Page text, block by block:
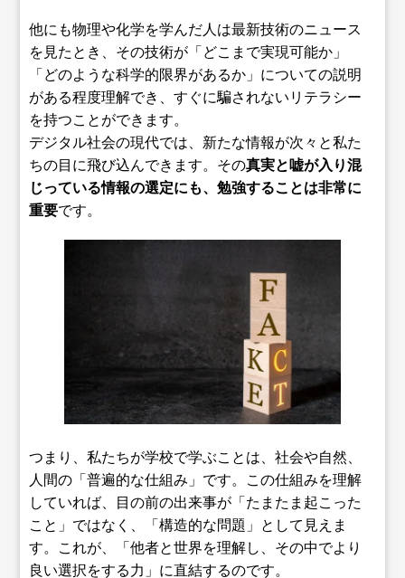
他にも物理や化学を学んだ人は最新技術のニュース
を見たとき、その技術が「どこまで実現可能か」
「どのような科学的限界があるか」についての説明
がある程度理解でき、すぐに騙されないリテラシー
を持つことができます。
デジタル社会の現代では、新たな情報が次々と私た
ちの目に飛び込んできます。その真実と嘘が入り混
じっている情報の選定にも、勉強することは非常に
重要です。
つまり、私たちが学校で学ぶことは、社会や自然、
人間の「普遍的な仕組み」です。この仕組みを理解
していれば、目の前の出来事が「たまたま起こった
こと」ではなく、「構造的な問題」として見えま
す。これが、「他者と世界を理解し、その中でより
良い選択をする力」に直結するのです。